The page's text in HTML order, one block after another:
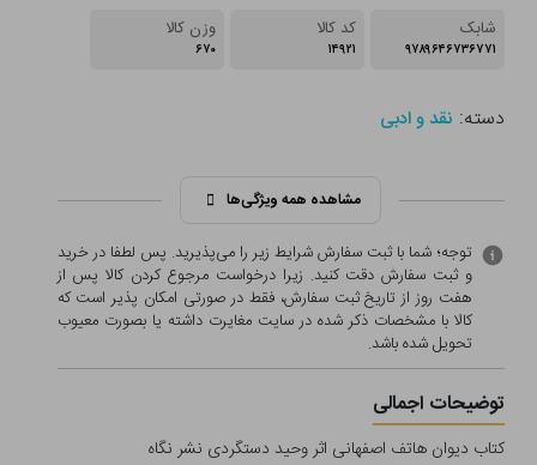
شابک
۹۷۸۹۶۴۶۷۳۶۷۷۱
کد کالا
۱۴۹۲۱
وزن کالا
۶۷۰
دسته: نقد و ادبی
مشاهده همه ویژگی‌ها
توجه؛ شما با ثبت سفارش شرایط زیر را می‌پذیرید. پس لطفا در خرید
و ثبت سفارش دقت کنید. زیرا درخواست مرجوع کردن کالا پس از
هفت روز از تاریخ ثبت سفارش، فقط در صورتی امکان پذیر است که
کالا با مشخصات ذکر شده در سایت مغایرت داشته یا بصورت معيوب
تحویل شده باشد.
توضیحات اجمالی
کتاب دیوان هاتف اصفهانی اثر وحید دستگردی‌ نشر نگاه